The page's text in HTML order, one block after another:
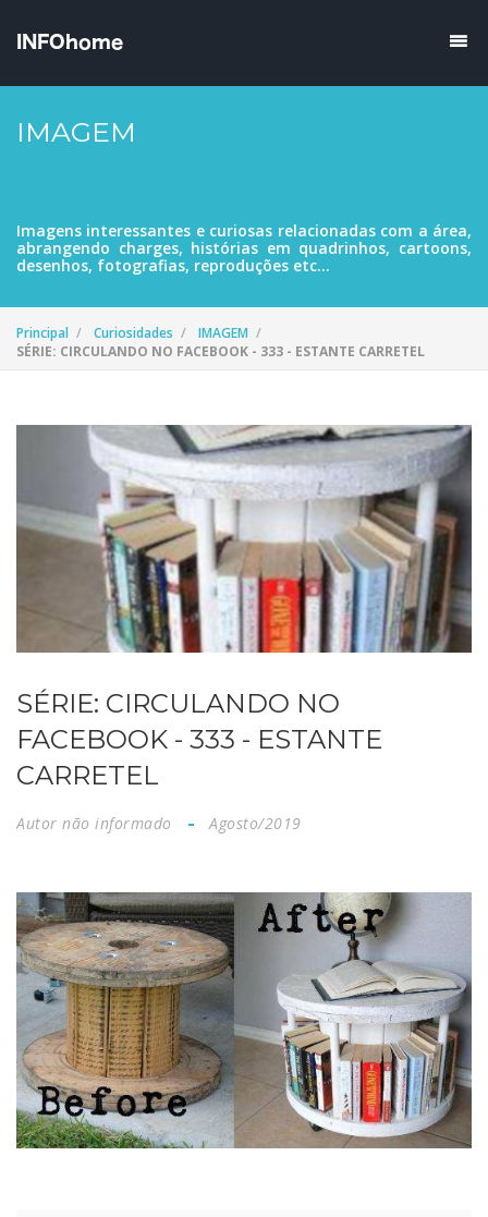
IMAGEM
Imagens interessantes e curiosas relacionadas com a área,
abrangendo charges, histórias em quadrinhos, cartoons,
desenhos, fotografias, reproduções etc...
Principal Curiosidades
IMAGEM
SÉRIE: CIRCULANDO NO FACEBOOK - 333 - ESTANTE CARRETEL
SÉRIE: CIRCULANDO NO
FACEBOOK - 333 - ESTANTE
CARRETEL
Autor não informado Agosto/2019